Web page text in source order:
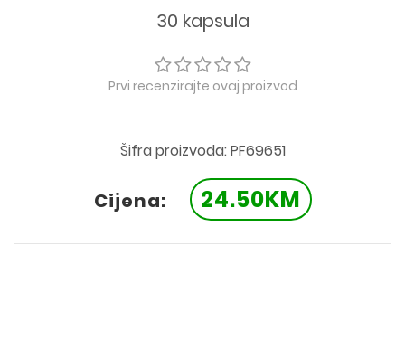
30 kapsula
Prvi recenzirajte ovaj proizvod
Šifra proizvoda: PF69651
Cijena: 24.50KM